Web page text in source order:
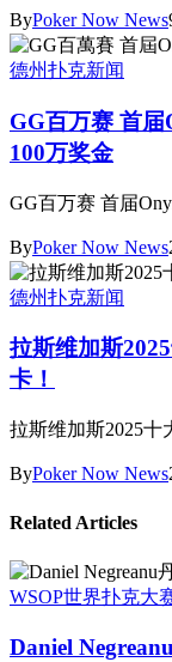
ByPoker Now News
德州扑克新闻
GG百万赛 首
100万奖金
GG百万赛 首届
ByPoker Now News
德州扑克新闻
拉斯维加斯
卡！
拉斯维加斯2025十
ByPoker Now News
Related Articles
WSOP世界扑克大
Daniel